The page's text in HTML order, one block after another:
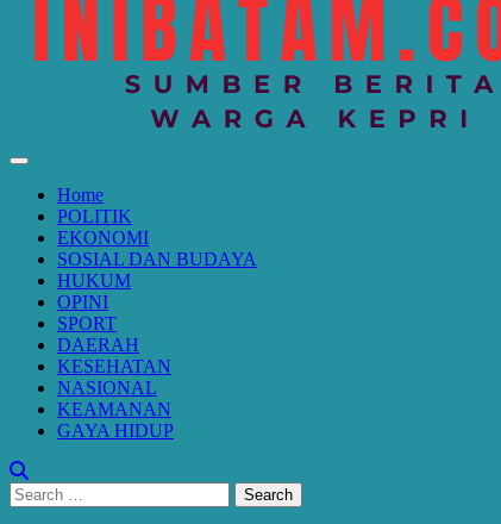
Home
POLITIK
EKONOMI
SOSIAL DAN BUDAYA
HUKUM
OPINI
SPORT
DAERAH
KESEHATAN
NASIONAL
KEAMANAN
GAYA HIDUP
Search
for: